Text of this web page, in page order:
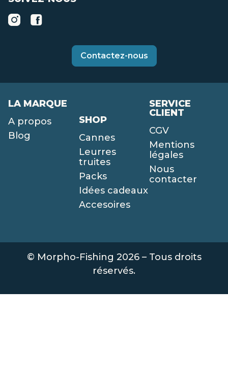
Contactez-nous
LA MARQUE
A propos
Blog
SHOP
Cannes
Leurres
truites
Packs
Idées cadeaux
Accesoires
SERVICE
CLIENT
CGV
Mentions
légales
Nous
contacter
© Morpho-Fishing 2026 – Tous droits
réservés.